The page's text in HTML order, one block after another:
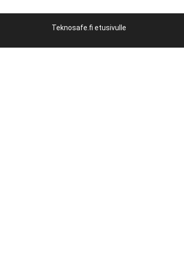
Teknosafe.fi etusivulle